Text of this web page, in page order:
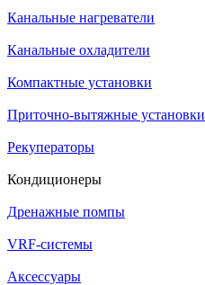
Канальные нагреватели
Канальные охладители
Компактные установки
Приточно-вытяжные установки
Рекуператоры
Кондиционеры
Дренажные помпы
VRF-системы
Аксессуары